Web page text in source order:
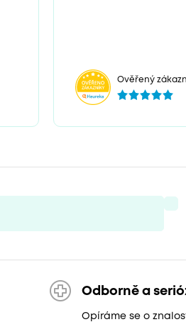
Ověřený
Odborně a
Opíráme se o